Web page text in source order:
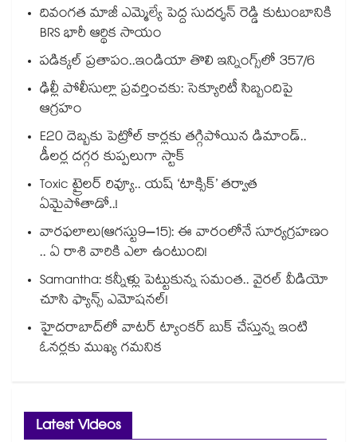
దివంగత మాజీ ఎమ్మెల్యే పెద్ద సుదర్శన్ రెడ్డి కుటుంబానికి
BRS భారీ ఆర్థిక సాయం
పడిక్కల్‌‌ ప్రతాపం..ఇండియా తొలి ఇన్నింగ్స్‌‌లో 357/6
ఢిల్లీ పోలీసుల్లా ప్రవర్తించకు: సెక్యూరిటీ సిబ్బందిపై
ఆగ్రహం
E20 దెబ్బకు పెట్రోల్ కార్లకు తగ్గిపోయిన డిమాండ్..
డీలర్ల దగ్గర కుప్పలుగా స్టాక్
Toxic ట్రైలర్ రివ్యూ.. యష్ ‘టాక్సిక్’ తర్వాత
ఏమైపోతాడో..!
వారఫలాలు(ఆగస్టు9–15): ఈ వారంలోనే సూర్యగ్రహణం
.. ఏ రాశి వారికి ఎలా ఉంటుంది!
Samantha: కన్నీళ్లు పెట్టుకున్న సమంత.. వైరల్ వీడియో
చూసి ఫ్యాన్స్ ఎమోషనల్!
హైదరాబాద్⁪లో వాటర్ ట్యాంకర్ బుక్ చేస్తున్న ఇంటి
ఓనర్లకు ముఖ్య గమనిక
Latest Videos